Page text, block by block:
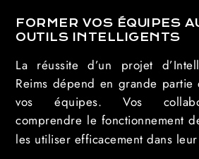
FORMER VOS ÉQUIPES
OUTILS INTELLIGENTS
La réussite d’un projet
Reims dépend en grande
vos équipes. Vos
comprendre le fonctionnement
les utiliser efficacement dans